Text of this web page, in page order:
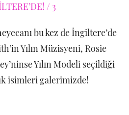
bu kez de İngiltere’de
Yılın Müzisyeni, Rosie
Yılın Modeli seçildiği
isimleri galerimizde!